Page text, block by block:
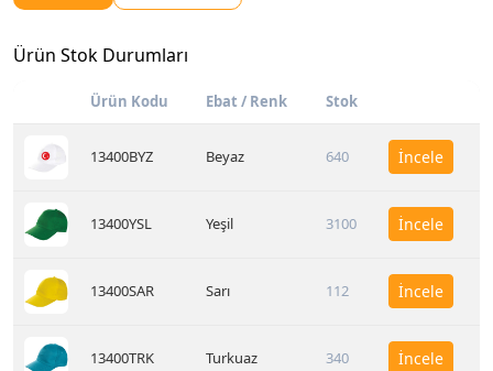
Ürün Stok Durumları
Ürün Kodu Ebat / Renk Stok
13400BYZ Beyaz 640 İncele
13400YSL Yeşil 3100 İncele
13400SAR Sarı 112 İncele
13400TRK Turkuaz 340 İncele